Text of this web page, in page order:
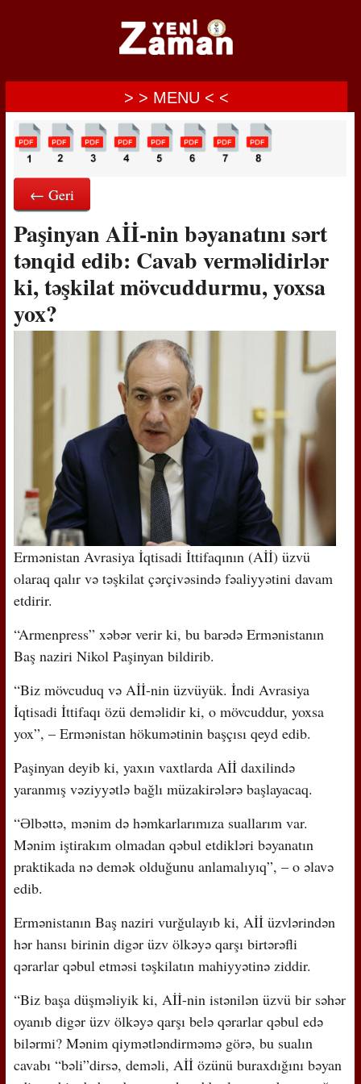
> > MENU < <
← Geri
Paşinyan Aİİ-nin bəyanatını sərt
tənqid edib: Cavab verməlidirlər
ki, təşkilat mövcuddurmu, yoxsa
yox?
Ermənistan Avrasiya İqtisadi İttifaqının (Aİİ) üzvü
olaraq qalır və təşkilat çərçivəsində fəaliyyətini davam
etdirir.
“Armenpress” xəbər verir ki, bu barədə Ermənistanın
Baş naziri Nikol Paşinyan bildirib.
“Biz mövcuduq və Aİİ-nin üzvüyük. İndi Avrasiya
İqtisadi İttifaqı özü deməlidir ki, o mövcuddur, yoxsa
yox”, – Ermənistan hökumətinin başçısı qeyd edib.
Paşinyan deyib ki, yaxın vaxtlarda Aİİ daxilində
yaranmış vəziyyətlə bağlı müzakirələrə başlayacaq.
“Əlbəttə, mənim də həmkarlarımıza suallarım var.
Mənim iştirakım olmadan qəbul etdikləri bəyanatın
praktikada nə demək olduğunu anlamalıyıq”, – o əlavə
edib.
Ermənistanın Baş naziri vurğulayıb ki, Aİİ üzvlərindən
hər hansı birinin digər üzv ölkəyə qarşı birtərəfli
qərarlar qəbul etməsi təşkilatın mahiyyətinə ziddir.
“Biz başa düşməliyik ki, Aİİ-nin istənilən üzvü bir səhər
oyanıb digər üzv ölkəyə qarşı belə qərarlar qəbul edə
bilərmi? Mənim qiymətləndirməmə görə, bu sualın
cavabı “bəli”dirsə, deməli, Aİİ özünü buraxdığını bəyan